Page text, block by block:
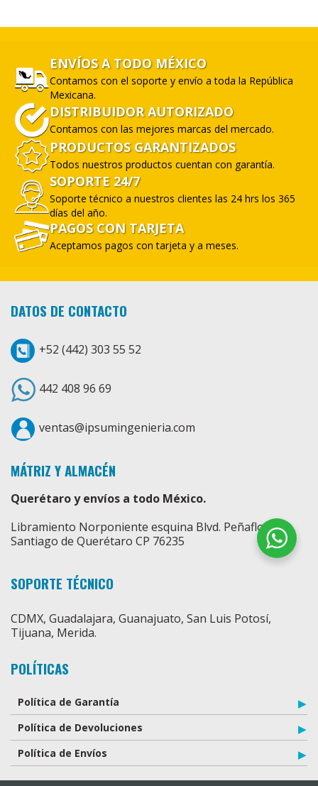
ENVÍOS A TODO MÉXICO
Contamos con el soporte y envío a toda la República
Mexicana.
DISTRIBUIDOR AUTORIZADO
Contamos con las mejores marcas del mercado.
PRODUCTOS GARANTIZADOS
Todos nuestros productos cuentan con garantía.
SOPORTE 24/7
Soporte técnico a nuestros clientes las 24 hrs los 365
días del año.
PAGOS CON TARJETA
Aceptamos pagos con tarjeta y a meses.
DATOS DE CONTACTO
+52 (442) 303 55 52
442 408 96 69
ventas@ipsumingenieria.com
MÁTRIZ Y ALMACÉN
Querétaro y envíos a todo México.
Libramiento Norponiente esquina Blvd. Peñaflor,
Santiago de Querétaro CP 76235
SOPORTE TÉCNICO
CDMX, Guadalajara, Guanajuato, San Luis Potosí,
Tijuana, Merida.
POLÍTICAS
Política de Garantía
Política de Devoluciones
Política de Envíos